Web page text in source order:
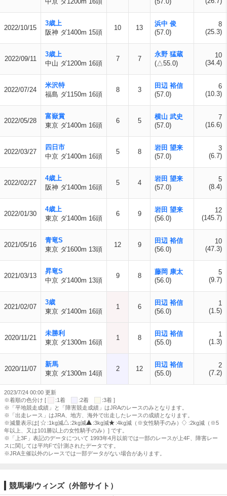
2022/10/15
3歳上
阪神 ダ1400m 15頭
10 13
浜中 俊
(57.0)
8
(25.3)
2022/09/11
3歳上
中山 ダ1200m 16頭
7 7
永野 猛蔵
(△55.0)
10
(34.4)
2022/07/24
米沢特
福島 ダ1150m 16頭
8 3
田辺 裕信
(57.0)
6
(10.3)
2022/05/28
富嶽賞
東京 ダ1400m 16頭
6 5
横山 武史
(57.0)
7
(16.6)
2022/03/27
四日市
中京 ダ1400m 16頭
5 8
岩田 望来
(57.0)
3
(6.7)
2022/02/27
4歳上
阪神 ダ1400m 16頭
5 4
岩田 望来
(57.0)
5
(8.4)
2022/01/30
4歳上
東京 ダ1400m 16頭
6 9
岩田 望来
(56.0)
12
(145.7)
2021/05/16
青竜S
東京 ダ1600m 13頭
12 9
田辺 裕信
(56.0)
10
(47.3)
2021/03/13
昇竜S
中京 ダ1400m 13頭
9 8
藤岡 康太
(56.0)
5
(9.7)
2021/02/07
3歳
東京 ダ1400m 16頭
1 6
田辺 裕信
(56.0)
1
(1.5)
2020/11/21
未勝利
東京 ダ1300m 16頭
1 8
田辺 裕信
(55.0)
1
(1.3)
2020/11/07
新馬
東京 ダ1300m 14頭
2 12
田辺 裕信
(55.0)
2
(7.2)
2023/7/24 00:00 更新
※着順の色分け [
:1着 :2着
:3着 ]
※「平地競走成績」と「障害競走成績」はJRAのレースのみとなります。
※「出走レース」はJRA、地方、海外で出走したレースの成績となります。
※減量表示は[
:1kg減 :2kg減 :3kg減 :4kg減（※女性騎手のみ）
:2kg減（※5
年以上、又は101勝以上の女性騎手のみ）] です。
※「上3F」表記のデータについて 1993年4月以前では一部のレースが上4F、障害レー
スに関しては平均Fで計測されたデータです。
※JRA主催以外のレースでは一部データがない場合があります。
競馬場/ウィンズ（外部サイト）